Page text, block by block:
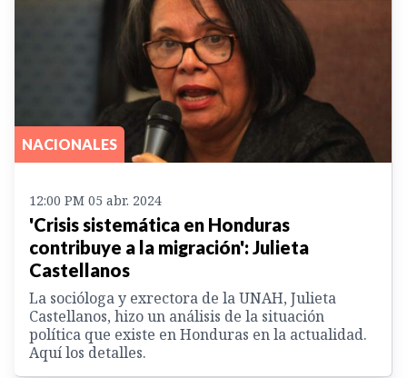
NACIONALES
12:00 PM 05 abr. 2024
'Crisis sistemática en Honduras
contribuye a la migración': Julieta
Castellanos
La socióloga y exrectora de la UNAH, Julieta
Castellanos, hizo un análisis de la situación
política que existe en Honduras en la actualidad.
Aquí los detalles.